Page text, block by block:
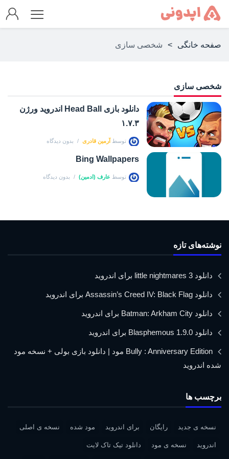
صفحه خانگی > شخصی سازی
شخصی سازی
دانلود بازی Head Ball اندروید ورژن
۱.۷.۳
توسط آرمین قادری بدون دیدگاه
Bing Wallpapers
توسط عارف (ادمین) بدون دیدگاه
نوشته‌های تازه
دانلود little nightmares 3 برای اندروید
دانلود Assassin’s Creed IV: Black Flag برای اندروید
دانلود Batman: Arkham City برای اندروید
دانلود Blasphemous 1.9.0 برای اندروید
Bully : Anniversary Edition مود | دانلود بازی بولی + نسخه مود
شده اندروید
برچسب ها
نسخه ی جدید رایگان برای اندروید مود شده نسخه ی اصلی
اندروید نسخه ی مود دانلود تیک تاک لایت